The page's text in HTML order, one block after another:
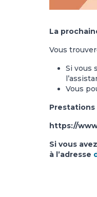
La
Vous
Si vous
Vous
Prestations
https://
Si vous
à l’adresse